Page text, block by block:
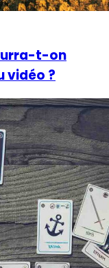
t-on
vidéo ?